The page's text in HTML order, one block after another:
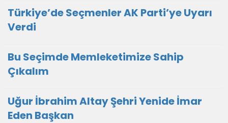
Türkiye’de Seçmenler AK Parti’ye Uyarı
Verdi
Bu Seçimde Memleketimize Sahip
Çıkalım
Uğur İbrahim Altay Şehri Yenide İmar
Eden Başkan